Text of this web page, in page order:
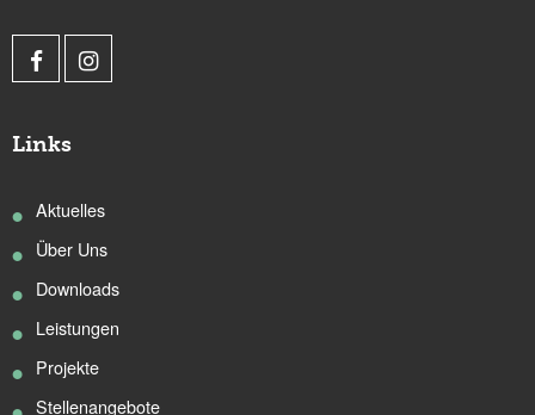
Links
Aktuelles
Über Uns
Downloads
Leistungen
Projekte
Stellenangebote